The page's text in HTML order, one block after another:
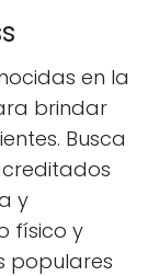
en la
brindar
Busca
y
físico y
populares